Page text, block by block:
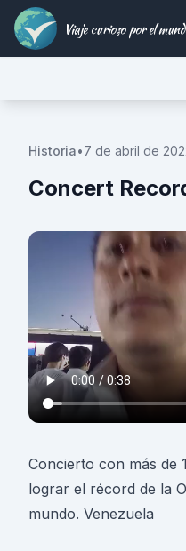
Viaje curioso por el
Historia•7 de abril de
Concert
Concierto con más de
lograr el récord de la
mundo. Venezuela